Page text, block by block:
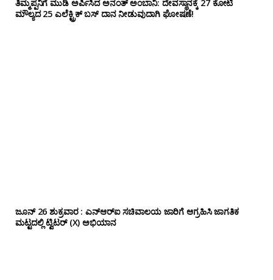
ತಿಮ್ಮಪ್ಪನಿಗೆ ಮುಡಿ ಅರ್ಪಿಸಿದ ಅನಂತ್ ಅಂಬಾನಿ: ದೇವಸ್ಥಾನಕ್ಕೆ 27 ಕೋಟಿ
ಮೌಲ್ಯದ 25 ಎಲೆಕ್ಟ್ರಿಕ್ ಬಸ್ ದಾನ ನೀಡುವುದಾಗಿ ಘೋಷಣೆ!
ಜೂನ್ 26 ಶುಕ್ರವಾರ : ಎನ್‌ಆರ್‌ಐ ಸಚಿವಾಲಯ ಜಾರಿಗೆ ಆಗ್ರಹಿಸಿ ಜಾಗತಿಕ
ಮಟ್ಟದಲ್ಲಿ ಟ್ವಿಟರ್ (X) ಅಭಿಯಾನ